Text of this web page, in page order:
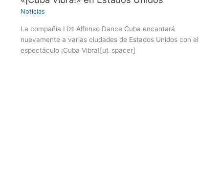
Noticias
La compañía Lizt Alfonso Dance Cuba encantará
nuevamente a varias ciudades de Estados Unidos con el
espectáculo ¡Cuba Vibra![ut_spacer]